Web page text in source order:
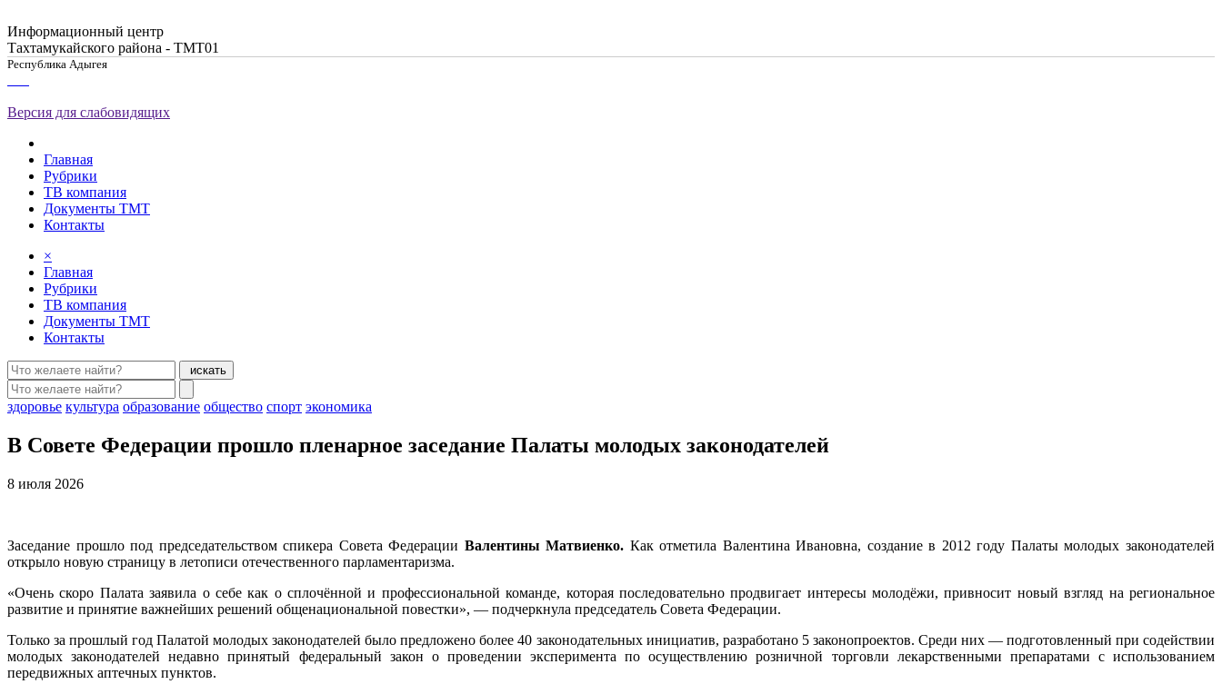
Информационный центр
Тахтамукайского района - ТМТ01
Республика Адыгея
Версия для слабовидящих
Главная
Рубрики
ТВ компания
Документы ТМТ
Контакты
×
Главная
Рубрики
ТВ компания
Документы ТМТ
Контакты
искать
здоровье культура образование общество спорт экономика
В Совете Федерации прошло пленарное заседание Палаты молодых законодателей
8 июля 2026
Заседание прошло под председательством спикера Совета Федерации Валентины Матвиенко. Как отметила Валентина Ивановна, создание в 2012 году Палаты молодых законодателей
открыло новую страницу в летописи отечественного парламентаризма.
«Очень скоро Палата заявила о себе как о сплочённой и профессиональной команде, которая последовательно продвигает интересы молодёжи, привносит новый взгляд на региональное
развитие и принятие важнейших решений общенациональной повестки», — подчеркнула председатель Совета Федерации.
Только за прошлый год Палатой молодых законодателей было предложено более 40 законодательных инициатив, разработано 5 законопроектов. Среди них — подготовленный при содействии
молодых законодателей недавно принятый федеральный закон о проведении эксперимента по осуществлению розничной торговли лекарственными препаратами с использованием
передвижных аптечных пунктов.